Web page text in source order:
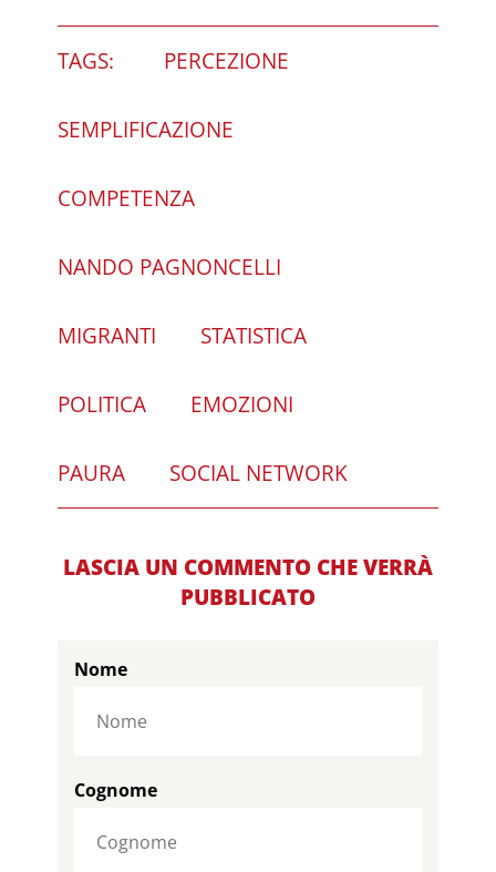
TAGS: PERCEZIONE
SEMPLIFICAZIONE
COMPETENZA
NANDO PAGNONCELLI
MIGRANTI STATISTICA
POLITICA EMOZIONI
PAURA SOCIAL NETWORK
LASCIA UN COMMENTO CHE VERRÀ
PUBBLICATO
Nome
Cognome